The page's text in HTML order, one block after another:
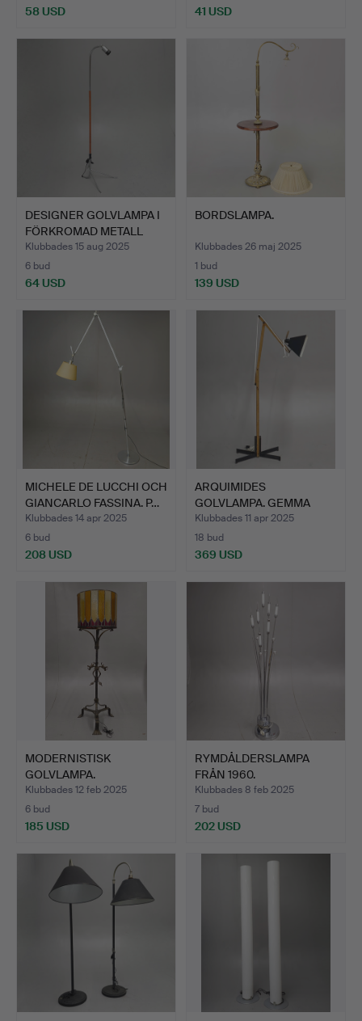
58 USD 41 USD
DESIGNER GOLVLAMPA I
FÖRKROMAD METALL
OCH …
Klubbades 15 aug 2025
6 bud
64 USD
BORDSLAMPA.
Klubbades 26 maj 2025
1 bud
139 USD
MICHELE DE LUCCHI OCH
GIANCARLO FASSINA. P…
Klubbades 14 apr 2025
6 bud
208 USD
ARQUIMIDES
GOLVLAMPA. GEMMA
BERNAL OCH RAM…
Klubbades 11 apr 2025
18 bud
369 USD
MODERNISTISK
GOLVLAMPA.
Klubbades 12 feb 2025
6 bud
185 USD
RYMDÅLDERSLAMPA
FRÅN 1960.
Klubbades 8 feb 2025
7 bud
202 USD